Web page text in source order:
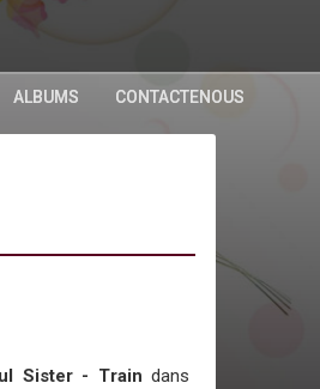
ALBUMS CONTACTENOUS
Sister - Train dans